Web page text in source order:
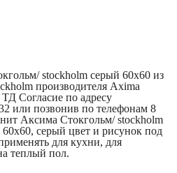
stockholm серый 60x60 из
производителя Axima
Согласие по адресу
или позвонив по телефонам 8
Аксима Стокгольм/ stockholm
серый цвет и рисунок под
для кухни, для
теплый пол.